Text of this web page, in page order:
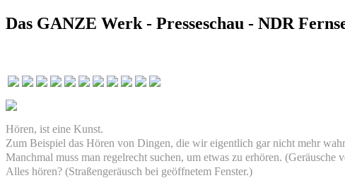
Das GANZE Werk - Presseschau - NDR
Hören, ist eine Kunst.
Zum Beispiel das Hören von Dingen, die wir eigentlich gar nicht mehr
Manchmal muss man regelrecht suchen, um etwas zu erhören. (Geräusche
Alles hören? (Straßengeräusch bei geöffnetem Fenster.)